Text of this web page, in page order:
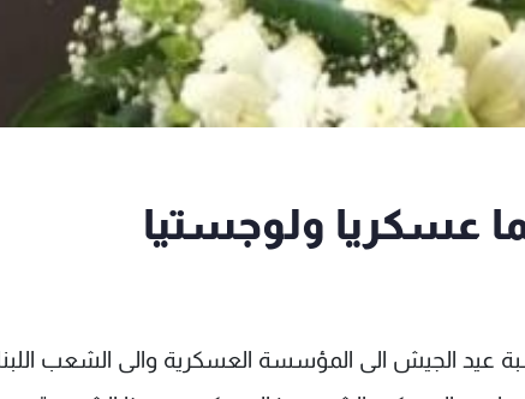
عسكريا ولوجستيا
عيد الجيش الى المؤسسة العسكرية والى الشعب